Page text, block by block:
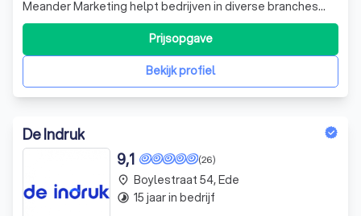
Meander Marketing helpt bedrijven in diverse branches
met marketing via SEO en SEA (Google & Bing Ads) voor
meer zichtbaarheid en klanten.
Bekijk profiel
Prijsopgave
De Indruk
(26)
9,1
place Boylestraat 54, Ede
timelapse 15 jaar in bedrijf